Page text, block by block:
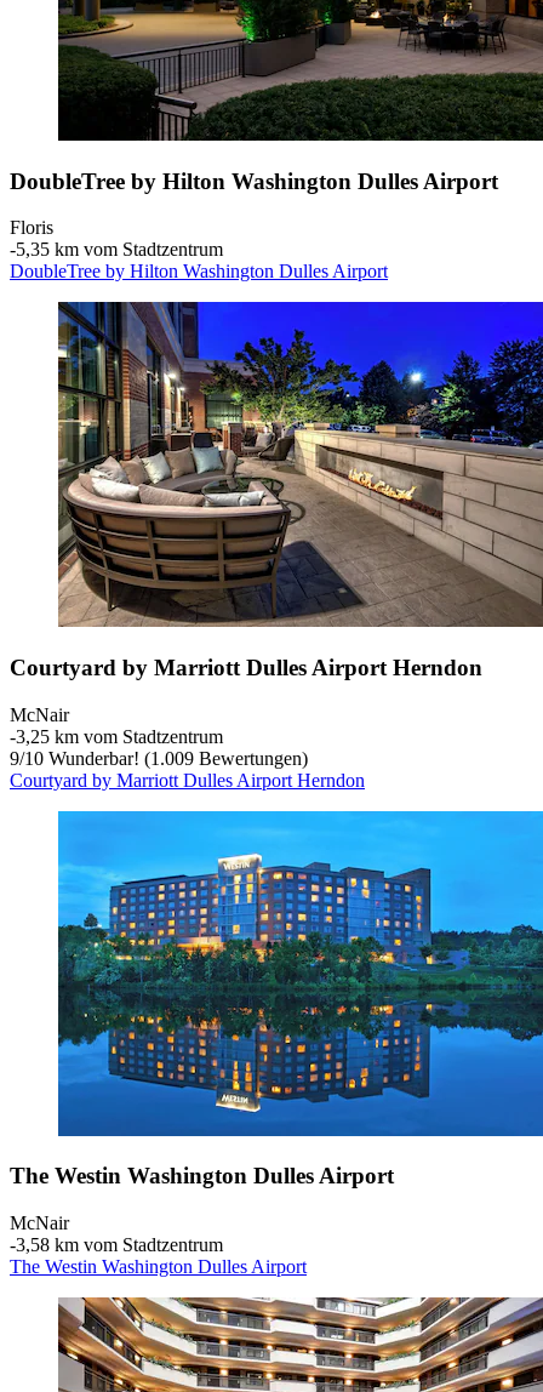
DoubleTree by Hilton Washington Dulles Airport
Floris
‐5,35 km vom Stadtzentrum
DoubleTree by Hilton Washington Dulles Airport
Courtyard by Marriott Dulles Airport Herndon
McNair
‐3,25 km vom Stadtzentrum
9/10 Wunderbar! (1.009 Bewertungen)
Courtyard by Marriott Dulles Airport Herndon
The Westin Washington Dulles Airport
McNair
‐3,58 km vom Stadtzentrum
The Westin Washington Dulles Airport